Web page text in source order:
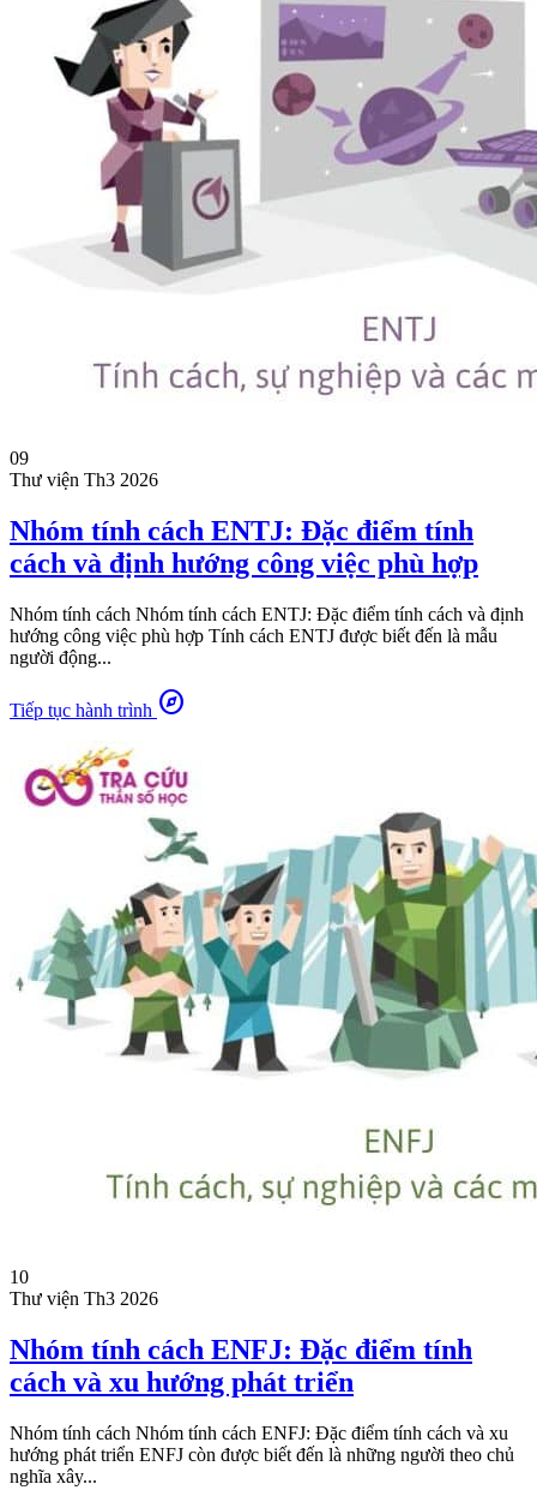
09
Thư viện Th3 2026
Nhóm tính cách ENTJ: Đặc điểm tính
cách và định hướng công việc phù hợp
Nhóm tính cách Nhóm tính cách ENTJ: Đặc điểm tính cách và định
hướng công việc phù hợp Tính cách ENTJ được biết đến là mẫu
người động...
Tiếp tục hành trình explore
10
Thư viện Th3 2026
Nhóm tính cách ENFJ: Đặc điểm tính
cách và xu hướng phát triển
Nhóm tính cách Nhóm tính cách ENFJ: Đặc điểm tính cách và xu
hướng phát triển ENFJ còn được biết đến là những người theo chủ
nghĩa xây...